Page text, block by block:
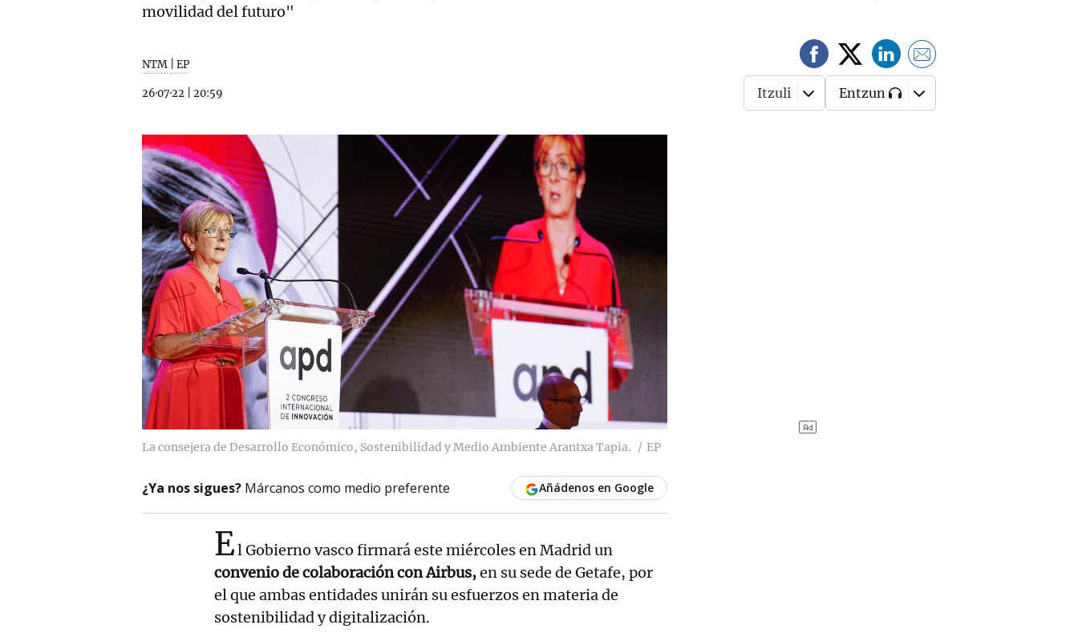
movilidad del futuro"
NTM | EP
26·07·22 20:59 Itzuli Entzun
La consejera de Desarrollo Económico, Sostenibilidad y Medio Ambiente Arantxa Tapia. EP
¿Ya nos sigues? Márcanos como medio preferente Añádenos en Google
El Gobierno vasco firmará este miércoles en Madrid un
convenio de colaboración con Airbus,en su sede de Getafe, por
el que ambas entidades unirán su esfuerzos en materia de
sostenibilidad y digitalización.